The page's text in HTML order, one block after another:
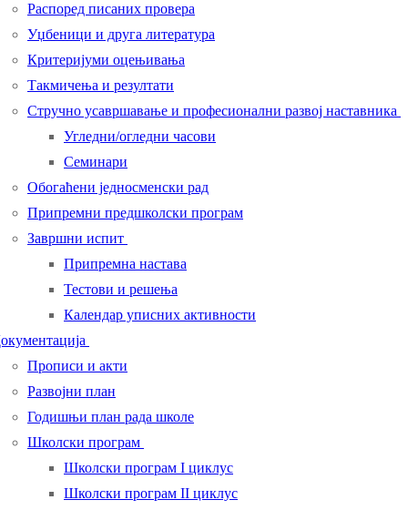
Распоред писаних провера
Уџбеници и друга литература
Критеријуми оцењивања
Такмичења и резултати
Стручно усавршавање и професионални развој наставника
Угледни/огледни часови
Семинари
Обогаћени једносменски рад
Припремни предшколски програм
Завршни испит
Припремна настава
Тестови и решења
Календар уписних активности
Прописи и акти
Развојни план
Годишњи план рада школе
Школски програм
Школски програм I циклус
Школски програм II циклус